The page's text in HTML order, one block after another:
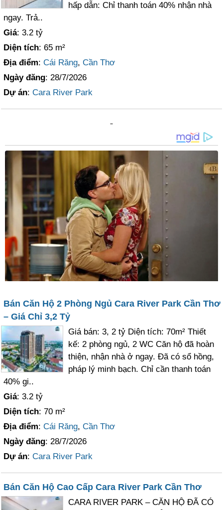
hấp dẫn: Chỉ thanh toán 40% nhận nhà
ngay. Trả..
Giá: 3.2 tỷ
Diện tích: 65 m²
Địa điểm:Cái Răng,Cần Thơ
Ngày đăng: 28/7/2026
Dự án:Cara River Park
Bán Căn Hộ 2 Phòng Ngủ Cara River Park Cần Thơ
– Giá Chỉ 3,2 Tỷ
Giá bán: 3, 2 tỷ Diện tích: 70m² Thiết
kế: 2 phòng ngủ, 2 WC Căn hộ đã hoàn
thiện, nhận nhà ở ngay. Đã có sổ hồng,
pháp lý minh bạch. Chỉ cần thanh toán
40% gi..
Giá: 3.2 tỷ
Diện tích: 70 m²
Địa điểm:Cái Răng,Cần Thơ
Ngày đăng: 28/7/2026
Dự án:Cara River Park
Bán Căn Hộ Cao Cấp Cara River Park Cần Thơ
CARA RIVER PARK – CĂN HỘ ĐÃ CÓ